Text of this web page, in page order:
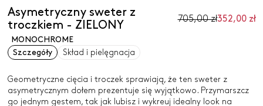
Asymetryczny sweter z
troczkiem - ZIELONY
705,00 zł352,00 zł
MONOCHROME
Szczegóły
Skład i pielęgnacja
Geometryczne cięcia i troczek sprawiają, że ten sweter z
asymetrycznym dołem prezentuje się wyjątkowo. Przymarszcz
go jednym gestem, tak jak lubisz i wykreuj idealny look na